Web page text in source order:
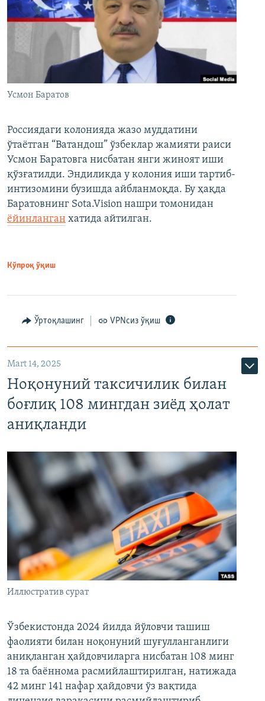
Усмон Баратов
Россиядаги колонияда жазо муддатини
ўтаётган “Ватандош” ўзбеклар жамияти раиси
Усмон Баратовга нисбатан янги жиноят иши
қўзғатилди. Эндиликда у колония иши тартиб-
интизомини бузишда айбланмоқда. Бу ҳақда
Баратовнинг Sota.Vision нашри томонидан
ёйинланган хатида айтилган.
Кўпроқ ўқиш
Ўртоқлашинг VPNсиз ўқиш
Mart 14, 2025
Ноқонуний таксичилик билан
боғлиқ 108 мингдан зиёд ҳолат
аниқланди
Иллюстратив сурат
Ўзбекистонда 2024 йилда йўловчи ташиш
фаолияти билан ноқонуний шуғулланганлиги
аниқланган ҳайдовчиларга нисбатан 108 минг
18 та баённома расмийлаштирилган, натижада
42 минг 141 нафар ҳайдовчи ўз вақтида